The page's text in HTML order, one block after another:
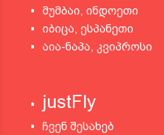
მუმბაი, ინდოეთი
იბიცა, ესპანეთი
აია-ნაპა, კვიპროსი
justFly
ჩვენ შესახებ